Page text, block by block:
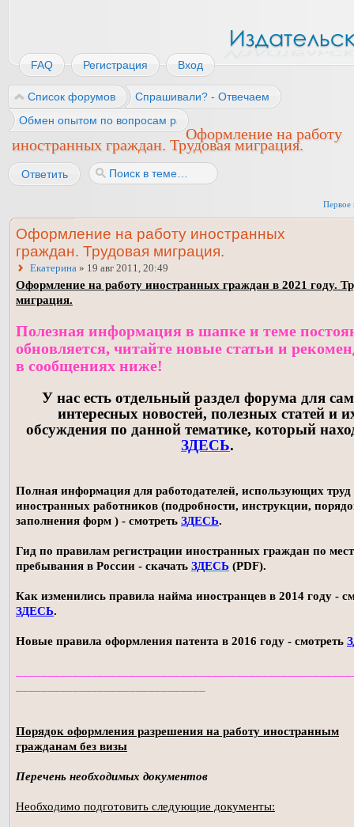
FAQ Регистрация Вход
Список форумов
Спрашивали? - Отвечаем
Обмен опытом по вопросам работы
Оформление на работу
иностранных граждан. Трудовая миграция.
Ответить
Первое
Оформление на работу иностранных
граждан. Трудовая миграция.
Екатерина » 19 авг 2011, 20:49
Оформление на работу иностранных граждан в 2021 году.
миграция.
Полезная информация в шапке и теме
обновляется, читайте новые статьи и
в сообщениях ниже!
У нас есть отдельный раздел форума для
интересных новостей, полезных статей и
обсуждения по данной тематике, который
ЗДЕСЬ.
Полная информация для работодателей, использующих труд
иностранных работников (подробности, инструкции,
заполнения форм ) - смотреть ЗДЕСЬ.
Гид по правилам регистрации иностранных граждан по
пребывания в России - скачать ЗДЕСЬ (PDF).
Как изменились правила найма иностранцев в 2014 году -
ЗДЕСЬ.
Новые правила оформления патента в 2016 году - смотреть
Порядок оформления разрешения на работу иностранным
гражданам без визы
Перечень необходимых документов
Необходимо подготовить следующие документы: